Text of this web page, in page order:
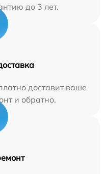
до 3 лет.
доставит ваше
и обратно.